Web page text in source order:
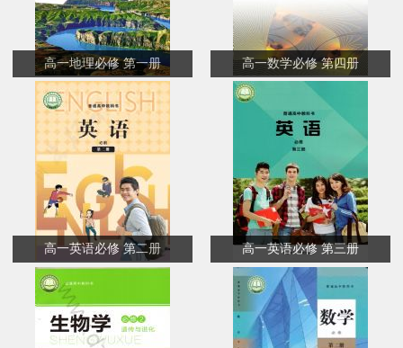
高一地理必修 第一册 高一数学必修 第四册
高一英语必修 第二册 高一英语必修 第三册